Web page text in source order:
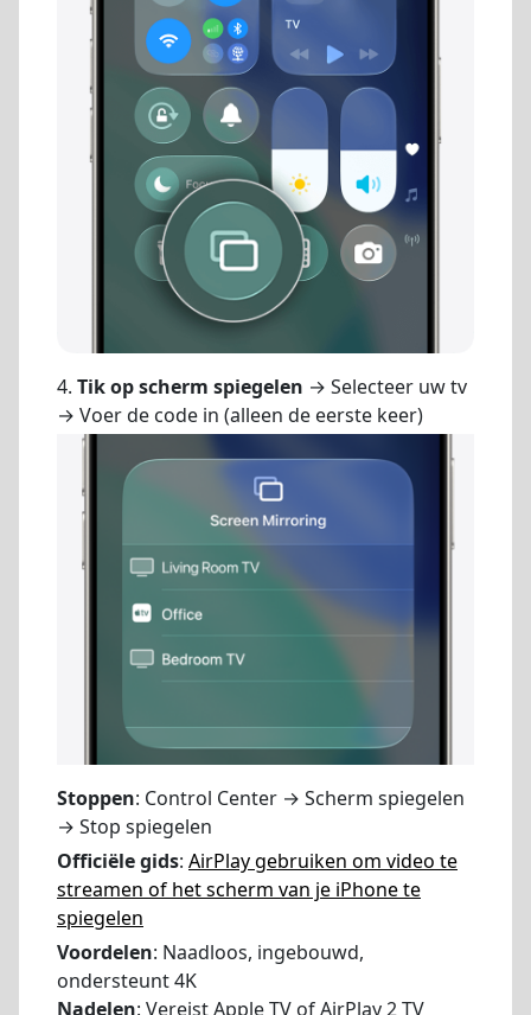
4. Tik op scherm spiegelen → Selecteer uw tv
→ Voer de code in (alleen de eerste keer)
Stoppen: Control Center → Scherm spiegelen
→ Stop spiegelen
Officiële gids: AirPlay gebruiken om video te
streamen of het scherm van je iPhone te
spiegelen
Voordelen: Naadloos, ingebouwd,
ondersteunt 4K
Nadelen: Vereist Apple TV of AirPlay 2 TV